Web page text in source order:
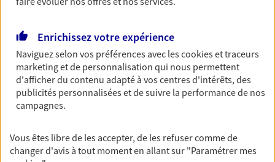
Prévoyance
Pour un avenir serein, assurez-vous avec notre
contrat prévoyance. Préservez vos proches en cas
d'accident ou de maladie en optant pour les
invalidité ou de décès.
Découvrir l'offre Prévoyance
Enrichissez votre expérience
Naviguez selon vos préférences avec lescookies et traceurs
marketing et de personnalisation qui nous permettent
d'afficher du contenu adapté à vos centres d'intérêts, des
publicités personnalisées et de suivre la performance de nos
campagnes.
Vous êtes libre de les accepter, de les refuser comme de
changer d'avis à tout moment en allant sur "Paramétrer mes